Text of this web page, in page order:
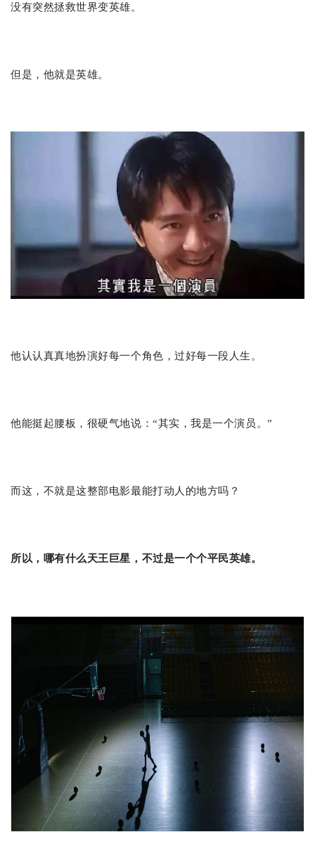
没有突然拯救世界变英雄。
但是，他就是英雄。
他认认真真地扮演好每一个角色，过好每一段人生。
他能挺起腰板，很硬气地说：“其实，我是一个演员。”
而这，不就是这整部电影最能打动人的地方吗？
所以，哪有什么天王巨星，不过是一个个平民英雄。